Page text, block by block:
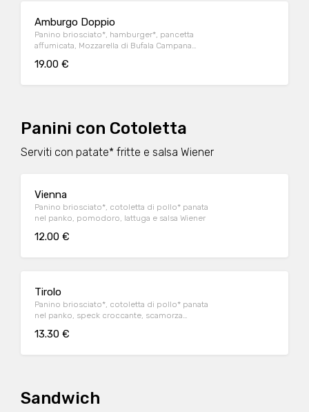
Amburgo Doppio
Panino briosciato*, hamburger*, pancetta
affumicata, Mozzarella di Bufala Campana
19.00 €
Panini con Cotoletta
Serviti con patate* fritte e salsa Wiener
Vienna
Panino briosciato*, cotoletta di pollo* panata
nel panko, pomodoro, lattuga e salsa Wiener
12.00 €
Tirolo
Panino briosciato*, cotoletta di pollo* panata
nel panko, speck croccante, scamorza
13.30 €
Sandwich